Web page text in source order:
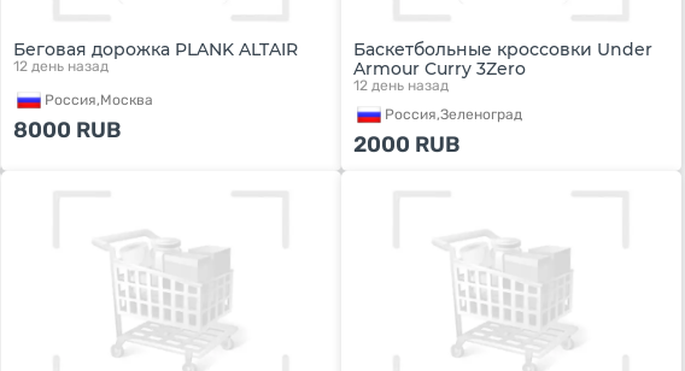
Беговая дорожка PLANK ALTAIR
12 день назад
Россия,Москва
8000 RUB
Баскетбольные кроссовки Under
Armour Curry 3Zero
12 день назад
Россия,Зеленоград
2000 RUB